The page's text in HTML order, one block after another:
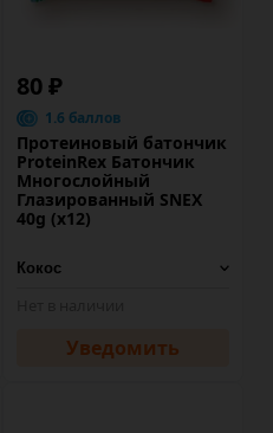
80 ₽
1.6 баллов
Протеиновый батончик
ProteinRex Батончик
Многослойный
Глазированный SNEX
40g (х12)
Уведомить